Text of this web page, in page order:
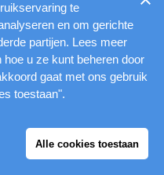
te
en om gerichte
partijen. Lees meer
u ze kunt beheren door
gaat met ons gebruik
toestaan".
Alle cookies toestaan